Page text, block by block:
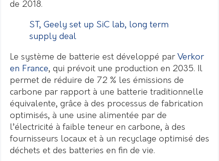
de 2018.
ST, Geely set up SiC lab, long term
supply deal
Le système de batterie est développé par Verkor
en France, qui prévoit une production en 2035. Il
permet de réduire de 72 % les émissions de
carbone par rapport à une batterie traditionnelle
équivalente, grâce à des processus de fabrication
optimisés, à une usine alimentée par de
l’électricité à faible teneur en carbone, à des
fournisseurs locaux et à un recyclage optimisé des
déchets et des batteries en fin de vie.